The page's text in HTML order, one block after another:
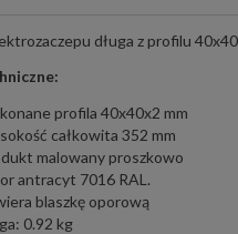
długa z profilu
profila 40x40x2 mm
całkowita 352 mm
malowany proszkowo
antracyt 7016 RAL.
blaszkę oporową
0.92 kg